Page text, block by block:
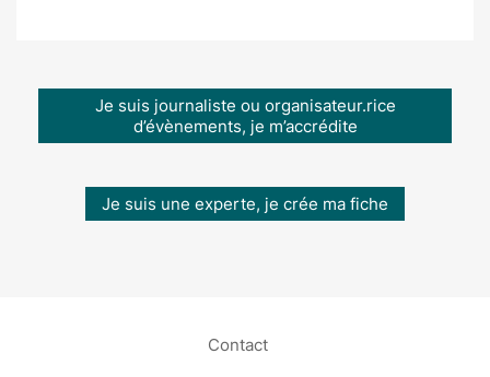
Je suis journaliste ou organisateur.rice
d’évènements, je m’accrédite
Je suis une experte, je crée ma fiche
Contact